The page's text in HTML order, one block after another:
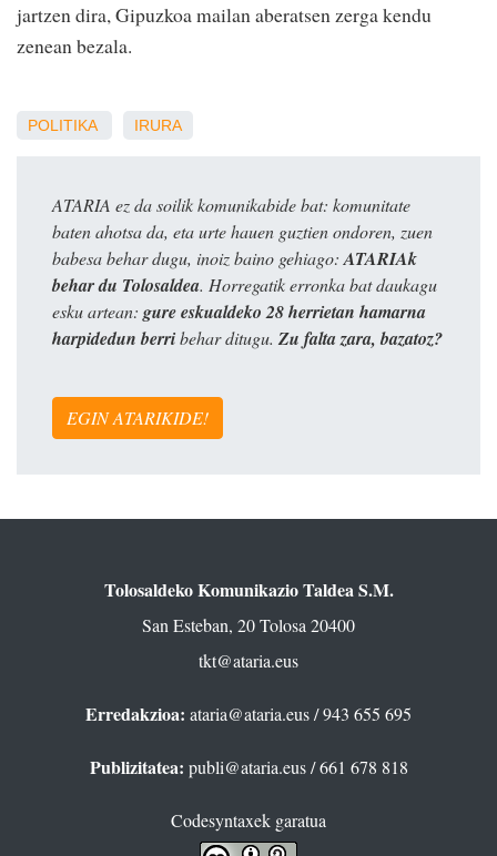
jartzen dira, Gipuzkoa mailan aberatsen zerga kendu
zenean bezala.
POLITIKA IRURA
ATARIA ez da soilik komunikabide bat: komunitate
baten ahotsa da, eta urte hauen guztien ondoren, zuen
babesa behar dugu, inoiz baino gehiago: ATARIAk
behar du Tolosaldea. Horregatik erronka bat daukagu
esku artean: gure eskualdeko 28 herrietan hamarna
harpidedun berribehar ditugu. Zu falta zara, bazatoz?
EGIN ATARIKIDE!
Tolosaldeko Komunikazio Taldea S.M.
San Esteban, 20 Tolosa 20400
tkt@ataria.eus
Erredakzioa: ataria@ataria.eus/ 943 655 695
Publizitatea: publi@ataria.eus/ 661 678 818
Codesyntaxek garatua